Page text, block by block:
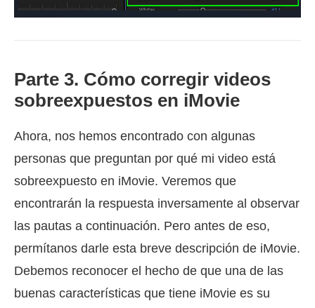
Parte 3. Cómo corregir videos
sobreexpuestos en iMovie
Ahora, nos hemos encontrado con algunas
personas que preguntan por qué mi video está
sobreexpuesto en iMovie. Veremos que
encontrarán la respuesta inversamente al observar
las pautas a continuación. Pero antes de eso,
permítanos darle esta breve descripción de iMovie.
Debemos reconocer el hecho de que una de las
buenas características que tiene iMovie es su